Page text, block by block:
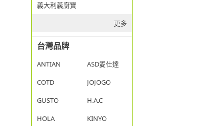
義大利義廚寶
更多
台灣品牌
ANTIAN
ASD愛仕達
COTD
JOJOGO
GUSTO
H.A.C
HOLA
KINYO